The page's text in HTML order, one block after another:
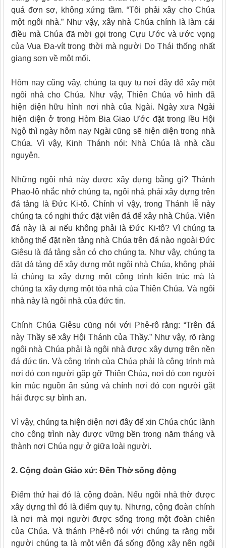
quá đơn sơ, không xứng tầm. “Tôi phải xây cho Chúa
một ngôi nhà.” Như vậy, xây nhà Chúa chính là làm cái
điều mà Chúa đã mời gọi trong Cựu Ước và ước vọng
của Vua Đa-vít trong thời mà người Do Thái thống nhất
giang sơn về một mối.
Hôm nay cũng vậy, chúng ta quy tụ nơi đây để xây một
ngôi nhà cho Chúa. Như vậy, Thiên Chúa vô hình đã
hiện diện hữu hình nơi nhà của Ngài. Ngày xưa Ngài
hiện diện ở trong Hòm Bia Giao Ước đặt trong lều Hội
Ngộ thì ngày hôm nay Ngài cũng sẽ hiện diện trong nhà
Chúa. Vì vậy, Kinh Thánh nói: Nhà Chúa là nhà cầu
nguyện.
Những ngôi nhà này được xây dựng bằng gì? Thánh
Phao-lô nhắc nhở chúng ta, ngôi nhà phải xây dựng trên
đá tảng là Đức Ki-tô. Chính vì vậy, trong Thánh lễ này
chúng ta có nghi thức đặt viên đá để xây nhà Chúa. Viên
đá này là ai nếu không phải là Đức Ki-tô? Vì chúng ta
không thể đặt nền tảng nhà Chúa trên đá nào ngoài Đức
Giêsu là đá tảng sẵn có cho chúng ta. Như vậy, chúng ta
đặt đá tảng để xây dựng một ngôi nhà Chúa, không phải
là chúng ta xây dựng một công trình kiến trúc mà là
chúng ta xây dựng một tòa nhà của Thiên Chúa. Và ngôi
nhà này là ngôi nhà của đức tin.
Chính Chúa Giêsu cũng nói với Phê-rô rằng: “Trên đá
này Thầy sẽ xây Hội Thánh của Thầy.” Như vậy, rõ ràng
ngôi nhà Chúa phải là ngôi nhà được xây dựng trên nền
đá đức tin. Và công trình của Chúa phải là công trình mà
nơi đó con người gặp gỡ Thiên Chúa, nơi đó con người
kín múc nguồn ân sủng và chính nơi đó con người gặt
hái được sự bình an.
Vì vậy, chúng ta hiện diện nơi đây để xin Chúa chúc lành
cho công trình này được vững bền trong năm tháng và
thành nơi Chúa ngự ở giữa loài người.
2. Cộng đoàn Giáo xứ: Đền Thờ sống động
Điểm thứ hai đó là cộng đoàn. Nếu ngôi nhà thờ được
xây dựng thì đó là điểm quy tụ. Nhưng, cộng đoàn chính
là nơi mà mọi người được sống trong một đoàn chiên
của Chúa. Và thánh Phê-rô nói với chúng ta rằng mỗi
người chúng ta là một viên đá sống động xây nên ngôi